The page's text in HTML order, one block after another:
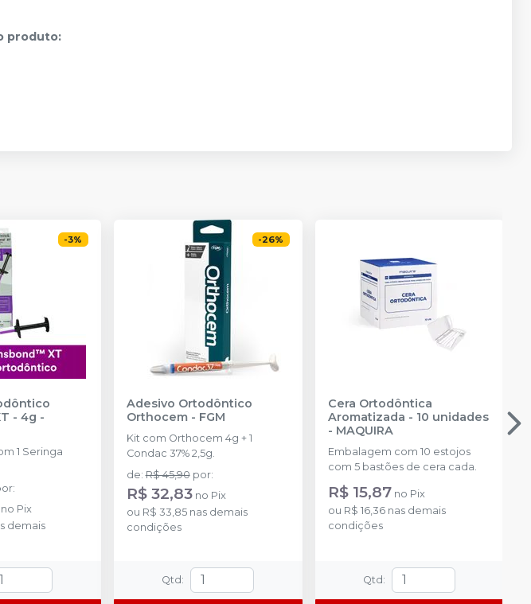
produto:
-3%
- 4g -
1 Seringa
:
no Pix
demais
-26%
Adesivo Ortodôntico
Orthocem- FGM
Kit com Orthocem 4g + 1
Condac 37% 2,5g.
de:R$ 45,90 por:
R$ 32,83 no Pix
ou R$ 33,85nas demais
condições
Qtd :
Cera Ortodôntica
Aromatizada - 10 unidades
- MAQUIRA
Embalagem com 10 estojos
com 5 bastões de cera cada.
R$ 15,87 no Pix
ou R$ 16,36nas demais
condições
Qtd :